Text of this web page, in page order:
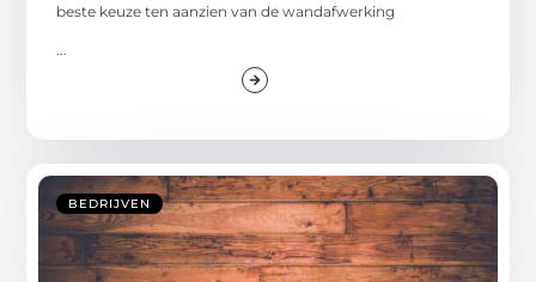
beste keuze ten aanzien van de wandafwerking
...
BEDRIJVEN